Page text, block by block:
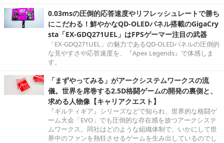
0.03msの圧倒的応答速度やリフレッシュレートで勝ち
にこだわる！鮮やかなQD-OLEDパネル搭載のGigaCry
sta「EX-GDQ271UEL」はFPSゲーマー注目の武器
「EX-GDQ271UEL」の魅力であるQD-OLEDパネルの圧倒的
な見やすさや応答速度を、『Apex Legends』で体感しま
す。
「まずやってみる」がアークシステムワークスの流
儀。世界を席巻する2.5D格闘ゲームの開発の裏側と、
求める人物像【キャリアクエスト】
『ギルティギア』シリーズなどで知られ、世界的な格闘ゲ
ーム大会「EVO」でも圧倒的な存在感を放つアークシステ
ムワークス。同社はどのような組織体制で、いかにして世
界中のファンを熱狂させるゲームを生み出しているのでし